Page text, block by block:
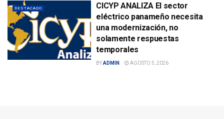
DESTACADO
CICYP ANALIZA El sector
eléctrico panameño necesita
una modernización, no
solamente respuestas
temporales
BYADMIN AGOSTO 5, 2026